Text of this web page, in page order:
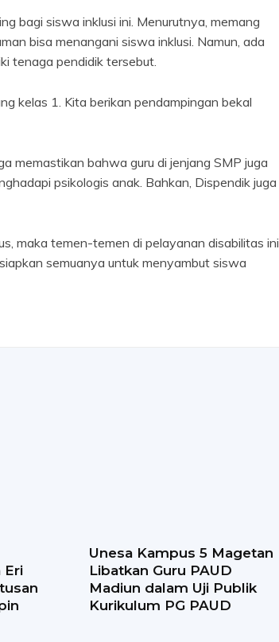
bagi siswa inklusi ini. Menurutnya, memang
bisa menangani siswa inklusi. Namun, ada
tenaga pendidik tersebut.
kelas 1. Kita berikan pendampingan bekal
memastikan bahwa guru di jenjang SMP juga
psikologis anak. Bahkan, Dispendik juga
maka temen-temen di pelayanan disabilitas ini
semuanya untuk menyambut siswa
Eri
Unesa Kampus 5 Magetan
Libatkan Guru PAUD
Madiun dalam Uji Publik
Kurikulum PG PAUD